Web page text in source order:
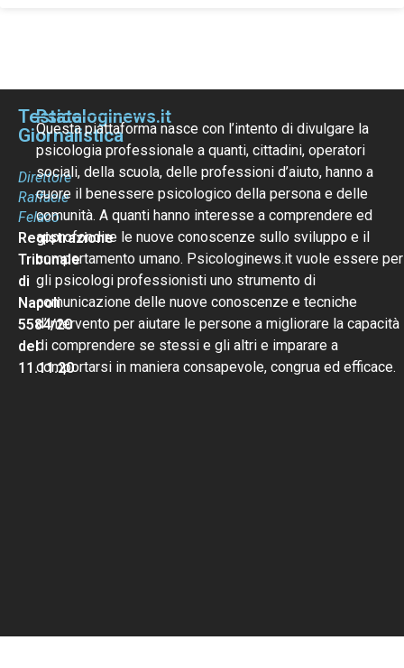
Testata
Giornalistica
Direttore
Raffaele
Felaco
Registrazione
Tribunale
di
Napoli
5584/20
del
11.11.20
Psicologinews.it
Questa piattaforma nasce con l’intento di divulgare la
psicologia professionale a quanti, cittadini, operatori
sociali, della scuola, delle professioni d’aiuto, hanno a
cuore il benessere psicologico della persona e delle
comunità. A quanti hanno interesse a comprendere ed
approfondire le nuove conoscenze sullo sviluppo e il
comportamento umano. Psicologinews.it vuole essere per
gli psicologi professionisti uno strumento di
comunicazione delle nuove conoscenze e tecniche
d’intervento per aiutare le persone a migliorare la capacità
di comprendere se stessi e gli altri e imparare a
comportarsi in maniera consapevole, congrua ed efficace.